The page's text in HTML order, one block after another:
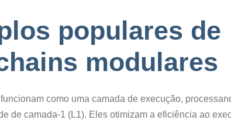
populares de
modulares
como uma camada de execução,
de camada-1 (L1). Eles otimizam a eficiência ao